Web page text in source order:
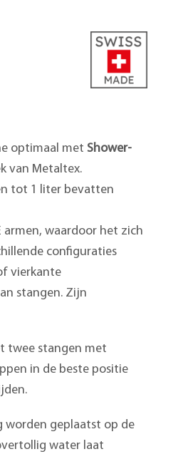
optimaal met Shower-
van Metaltex.
tot 1 liter bevatten
armen, waardoor het zich
configuraties
vierkante
stangen. Zijn
twee stangen met
in de beste positie
worden geplaatst op de
water laat